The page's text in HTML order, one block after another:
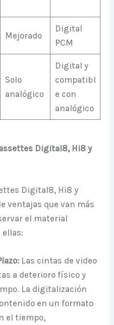
Mejorado
Digital
PCM
Solo
analógico
Digital y
compatibl
e con
analógico
Digital8, Hi8 y
Digital8, Hi8 y
ventajas que van más
el material
Las cintas de video
a deterioro físico y
La digitalización
en un formato
el tiempo,